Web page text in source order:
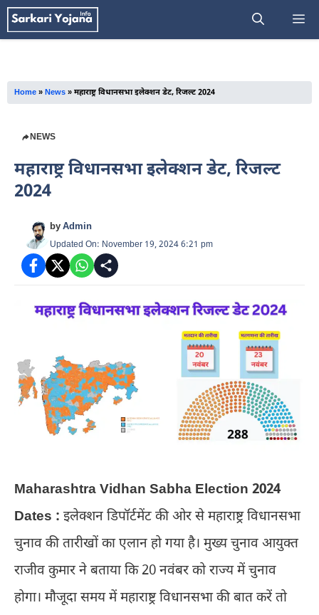
Skip
to
Home » News » महाराष्ट्र विधानसभा इलेक्शन डेट, रिजल्ट 2024
NEWS
महाराष्ट्र विधानसभा इलेक्शन डेट, रिजल्ट
2024
byAdmin
Updated On: November 19, 2024 6:21 pm
Maharashtra Vidhan Sabha Election 2024
Dates : इलेक्शन डिपॉर्टमेंट की ओर से महाराष्ट्र विधानसभा
चुनाव की तारीखों का एलान हो गया है। मुख्य चुनाव आयुक्त
राजीव कुमार ने बताया कि 20 नवंबर को राज्य में चुनाव
होगा। मौजूदा समय में महाराष्ट्र विधानसभा की बात करें तो